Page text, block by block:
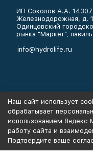
ИП Соколов А.А.
Железнодорожная, д.
Одинцовский
рынка "Маркет",
info@hydrolife.ru
Информация
Политика персональных
Наш сайт использует
обрабатывает
использованием Яндекс
работу сайта и
Подтвердите ваше